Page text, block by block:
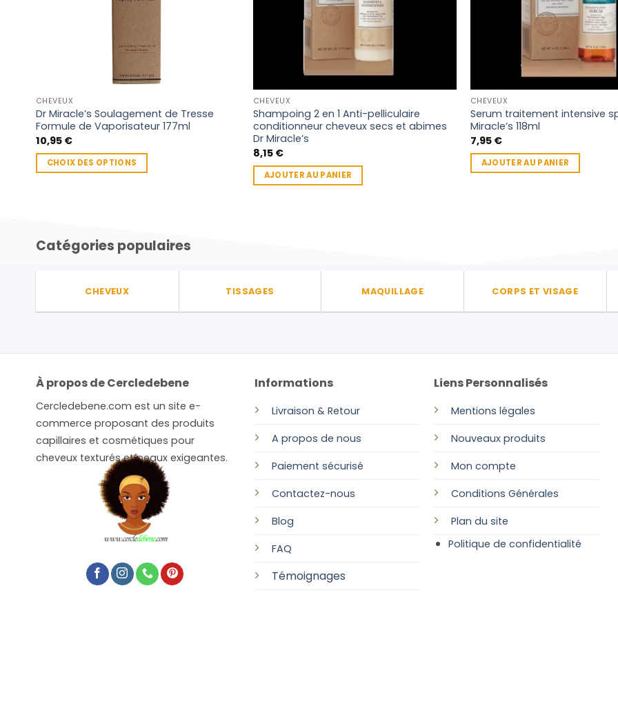
CHEVEUX
Dr Miracle’s Soulagement de Tresse
Formule de Vaporisateur 177ml
10,95 €
CHOIX DES OPTIONS
variations.
la
du
produit
CHEVEUX
Shampoing 2 en 1 Anti-pelliculaire
conditionneur cheveux secs et abimes
Dr Miracle’s
8,15 €
AJOUTER AU PANIER
CHEVEUX
Serum traitement intensive
Miracle’s 118ml
7,95 €
AJOUTER AU PANIER
Catégories populaires
CHEVEUX TISSAGES MAQUILLAGE CORPS ET VISAGE
À propos de Cercledebene
Cercledebene.com est un site e-
commerce proposant des produits
capillaires et cosmétiques pour
cheveux texturés et peaux exigeantes.
Informations
Livraison & Retour
A propos de nous
Paiement sécurisé
Contactez-nous
Blog
FAQ
Témoignages
Liens Personnalisés
Mentions légales
Nouveaux produits
Mon compte
Conditions Générales
Plan du site
Politique de confidentialité